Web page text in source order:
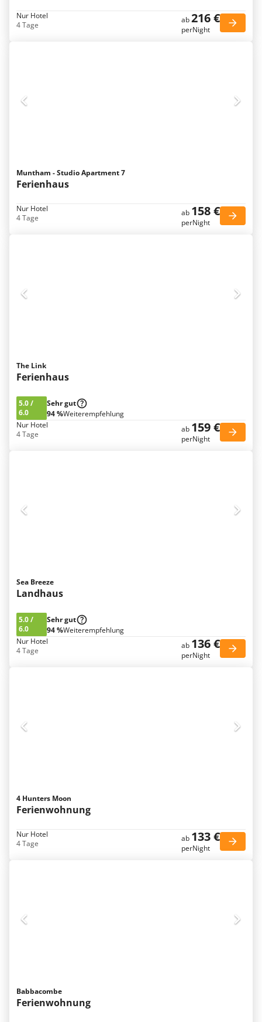
Nur Hotel
4 Tage
ab216 €
perNight
Muntham - Studio Apartment 7
Ferienhaus
Nur Hotel
4 Tage
ab 158 €
perNight
The Link
Ferienhaus
5.0/
6.0
Sehr gut
94 %Weiterempfehlung
Nur Hotel
4 Tage
ab 159 €
perNight
Sea Breeze
Landhaus
5.0/
6.0
Sehr gut
94 %Weiterempfehlung
Nur Hotel
4 Tage
ab 136 €
perNight
4 Hunters Moon
Ferienwohnung
Nur Hotel
4 Tage
ab 133 €
perNight
Babbacombe
Ferienwohnung